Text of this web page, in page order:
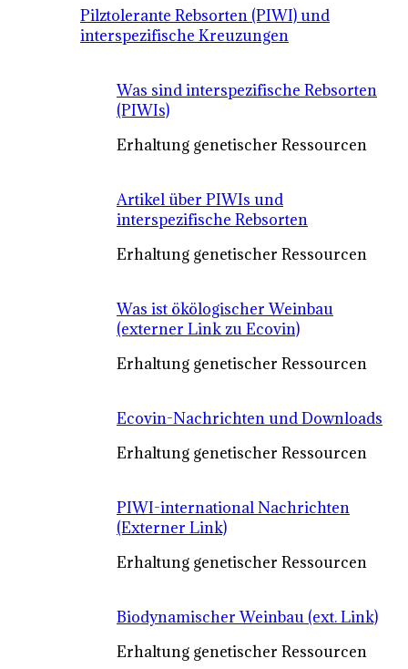
Pilztolerante Rebsorten (PIWI) und
interspezifische Kreuzungen
Was sind interspezifische Rebsorten
(PIWIs)
Erhaltung genetischer Ressourcen
Artikel über PIWIs und
interspezifische Rebsorten
Erhaltung genetischer Ressourcen
Was ist ökölogischer Weinbau
(externer Link zu Ecovin)
Erhaltung genetischer Ressourcen
Ecovin-Nachrichten und Downloads
Erhaltung genetischer Ressourcen
PIWI-international Nachrichten
(Externer Link)
Erhaltung genetischer Ressourcen
Biodynamischer Weinbau (ext. Link)
Erhaltung genetischer Ressourcen